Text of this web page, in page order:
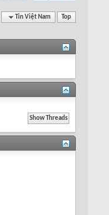
Tin Việt Nam Top